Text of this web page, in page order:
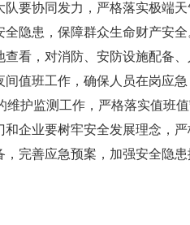
要协同发力，严格落实极端
隐患，保障群众生命财产安全
看，对消防、安防设施配备、
值班工作，确保人员在岗应急
护监测工作，严格落实值班值
企业要树牢安全发展理念，
完善应急预案，加强安全隐